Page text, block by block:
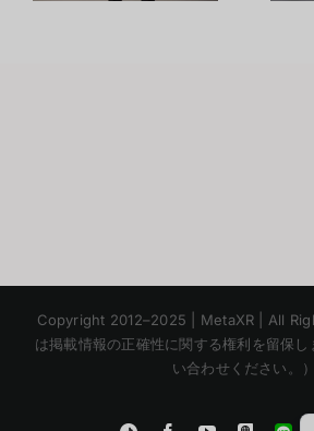
Copyright 2012–2025 | MetaXR | All
は掲載情報の正確性に関する権利を留保
い合わせください。）